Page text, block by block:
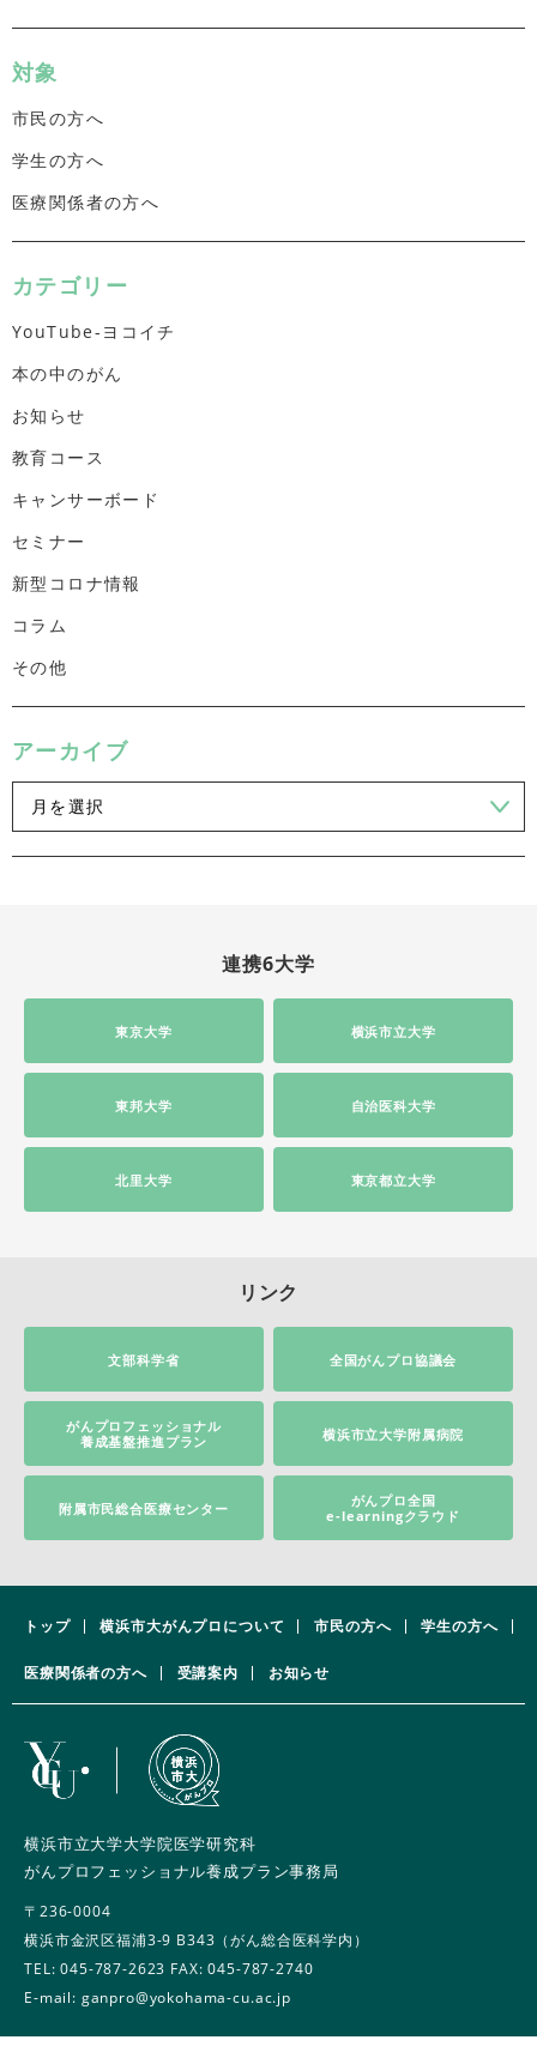
対象
市民の方へ
学生の方へ
医療関係者の方へ
カテゴリー
YouTube-ヨコイチ
本の中のがん
お知らせ
教育コース
キャンサーボード
セミナー
新型コロナ情報
コラム
その他
アーカイブ
連携6大学
東京大学 横浜市立大学
東邦大学 自治医科大学
北里大学 東京都立大学
リンク
文部科学省 全国がんプロ協議会
がんプロフェッショナル
養成基盤推進プラン
横浜市立大学附属病院
附属市民総合医療センター
がんプロ全国
e-learningクラウド
トップ 横浜市大がんプロについて 市民の方へ 学生の方へ
医療関係者の方へ 受講案内 お知らせ
横浜市立大学大学院医学研究科
がんプロフェッショナル養成プラン事務局
〒236-0004
横浜市金沢区福浦3-9 B343（がん総合医科学内）
TEL:045-787-2623 FAX: 045-787-2740
E-mail: ganpro@yokohama-cu.ac.jp